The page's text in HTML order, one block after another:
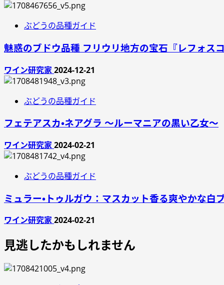
ぶどうの品種ガイド
魅惑のブドウ品種 フリウリ地方の宝石『レフォスコ
ワイン研究家2024-12-21
ぶどうの品種ガイド
フェテアスカ・ネアグラ ～ルーマニアの黒い乙女～
ワイン研究家2024-02-21
ぶどうの品種ガイド
ミュラー・トゥルガウ：マスカット香る爽やかな白
ワイン研究家2024-02-21
見逃したかもしれません